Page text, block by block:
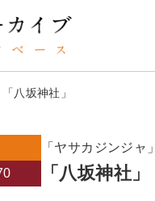
「八坂神社」
「ヤサカジンジャ」
「八坂神社」